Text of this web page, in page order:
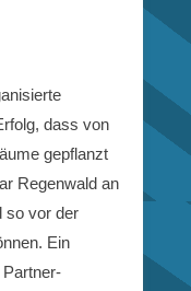
dass von
gepflanzt
Regenwald an
so vor der
Ein